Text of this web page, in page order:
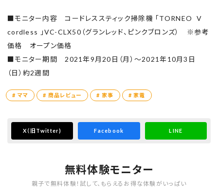
■モニター内容 コードレススティック掃除機 「TORNEO V
cordless 」VC-CLX50（グランレッド、ピンクブロンズ） ※参考
価格 オープン価格
■モニター期間 2021年9月20日（月）～2021年10月3日
（日）約2週間
# ママ # 商品レビュー # 家事 # 家電
X （旧Twitter) Facebook LINE
無料体験モニター
親子で無料体験！試して、もらえるお得な体験がいっぱい